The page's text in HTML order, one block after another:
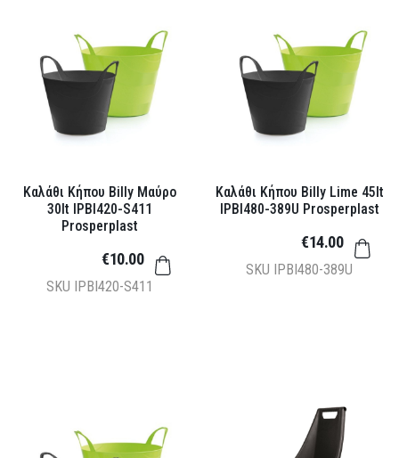
Καλάθι Κήπου Billy Μαύρο
30lt IPBI420-S411
Prosperplast
SKU IPBI420-S411
€10.00
Καλάθι Κήπου Billy Lime 45lt
IPBI480-389U Prosperplast
SKU IPBI480-389U
€14.00